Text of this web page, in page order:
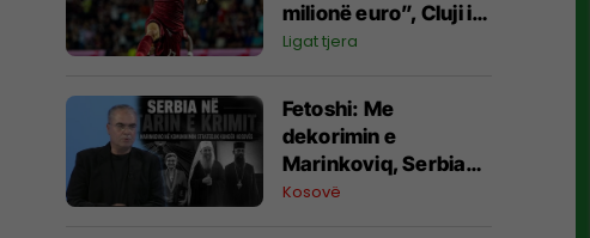
milionë euro”, Cluji i
qartë për Meriton
Ligat tjera
Fetoshi: Me
dekorimin e
Marinkoviq, Serbia
në altarin e krimit
Kosovë